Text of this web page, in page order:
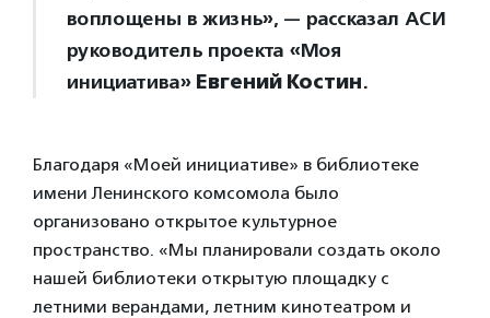
воплощены в жизнь», — рассказал АСИ
руководитель проекта «Моя
инициатива» Евгений Костин.
Благодаря «Моей инициативе» в библиотеке
имени Ленинского комсомола было
организовано открытое культурное
пространство. «Мы планировали создать около
нашей библиотеки открытую площадку с
летними верандами, летним кинотеатром и